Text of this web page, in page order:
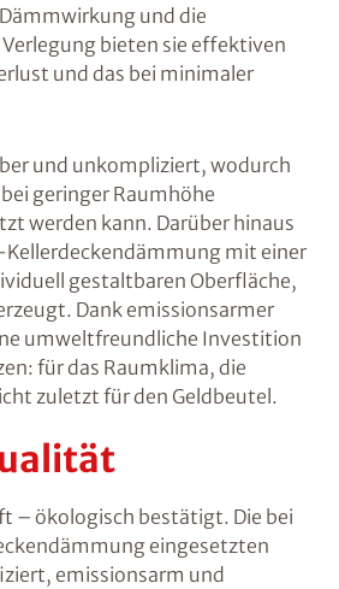
und die
bieten sie effektiven
und das bei minimaler
und unkompliziert, wodurch
geringer Raumhöhe
werden kann. Darüber hinaus
Kellerdeckendämmung mit einer
gestaltbaren Oberfläche,
Dank emissionsarmer
umweltfreundliche Investition
für das Raumklima, die
zuletzt für den Geldbeutel.
– ökologisch bestätigt. Die bei
eingesetzten
emissionsarm und